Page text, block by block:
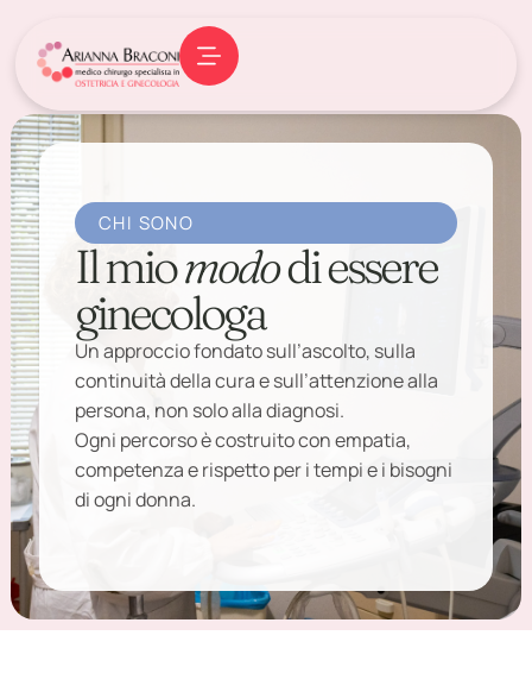
CHI SONO
Il miomododi essere
ginecologa
Un approccio fondato sull’ascolto, sulla
continuità della cura e sull’attenzione alla
persona, non solo alla diagnosi.
Ogni percorso è costruito con empatia,
competenza e rispetto per i tempi e i bisogni
di ogni donna.